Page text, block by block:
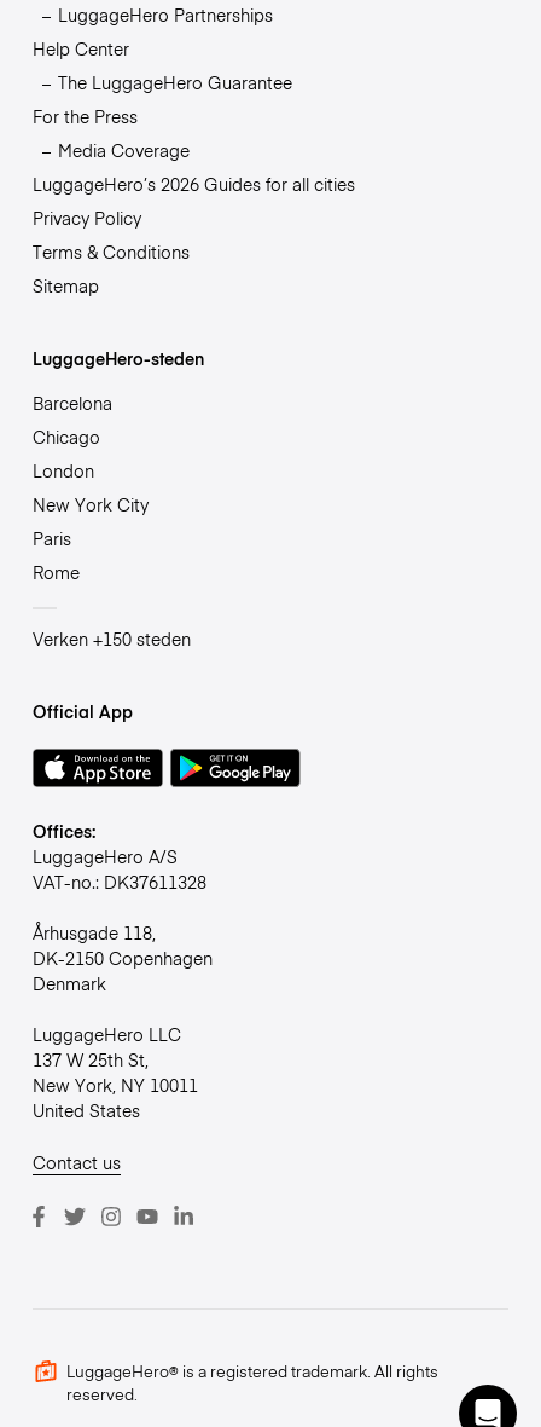
LuggageHero Partnerships
Help Center
The LuggageHero Guarantee
For the Press
Media Coverage
LuggageHero’s 2026 Guides for all cities
Privacy Policy
Terms & Conditions
Sitemap
LuggageHero-steden
Barcelona
Chicago
London
New York City
Paris
Rome
Verken +150 steden
Official App
Offices:
LuggageHero A/S
VAT-no.: DK37611328
Århusgade 118,
DK-2150 Copenhagen
Denmark
LuggageHero LLC
137 W 25th St,
New York, NY 10011
United States
Contact us
LuggageHero® is a registered trademark. All rights
reserved.